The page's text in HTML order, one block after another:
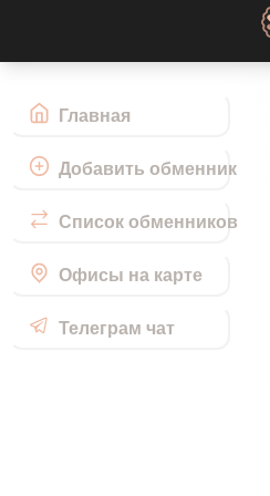
Главная
Добавить обменник
Список обменников
Офисы на карте
Телеграм чат